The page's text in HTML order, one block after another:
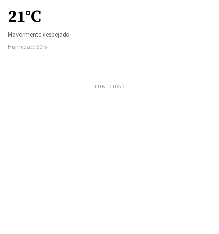
21°C
Mayormente despejado
Humedad: 60%
PUBLICIDAD